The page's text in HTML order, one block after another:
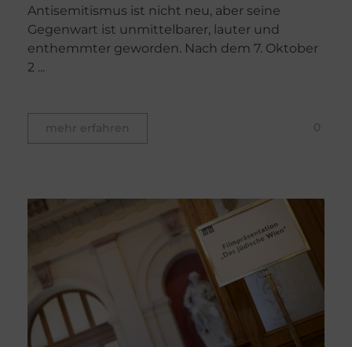
Antisemitismus ist nicht neu, aber seine
Gegenwart ist unmittelbarer, lauter und
enthemmter geworden. Nach dem 7. Oktober
2 ...
mehr erfahren 0